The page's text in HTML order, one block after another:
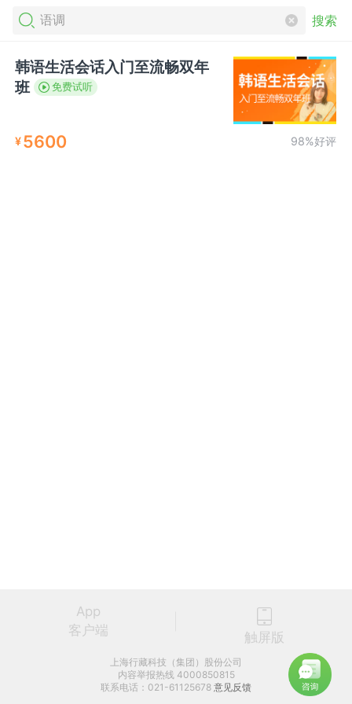
搜索
韩语生活会话入门至流畅双年
班
免费试听
¥5600 98%好评
App
客户端
触屏版
上海行藏科技（集团）股份公司
内容举报热线 4000850815
联系电话：021-61125678 意见反馈